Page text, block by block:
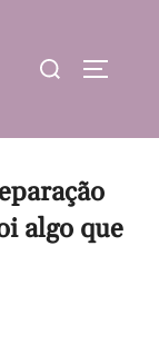
Search
algo que